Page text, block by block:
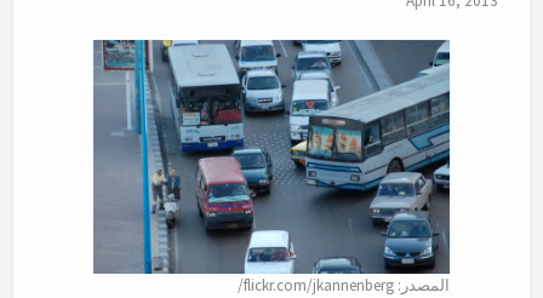
المصدر: flickr.com/jkannenberg/